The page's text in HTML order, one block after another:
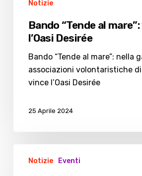
Notizie
Bando “Tende al
l’Oasi Desirée
Bando “Tende al mare”: nella
associazioni volontaristiche
vince l’Oasi Desirée
25 Aprile 2024
Notizie Eventi